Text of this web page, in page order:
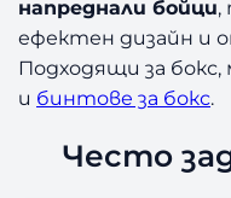
напреднали бойци,
ефектен дизайн и
Подходящи за
и бинтове за бокс.
Често